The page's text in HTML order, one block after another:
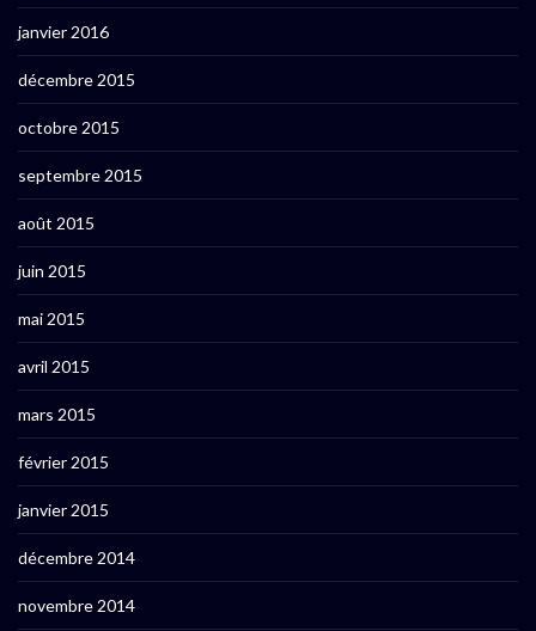
janvier 2016
décembre 2015
octobre 2015
septembre 2015
août 2015
juin 2015
mai 2015
avril 2015
mars 2015
février 2015
janvier 2015
décembre 2014
novembre 2014